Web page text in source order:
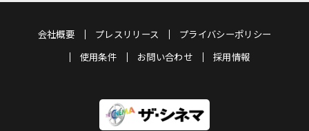
会社概要 プレスリリース
プライバシーポリシー
使用条件
お問い合わせ 採用情報